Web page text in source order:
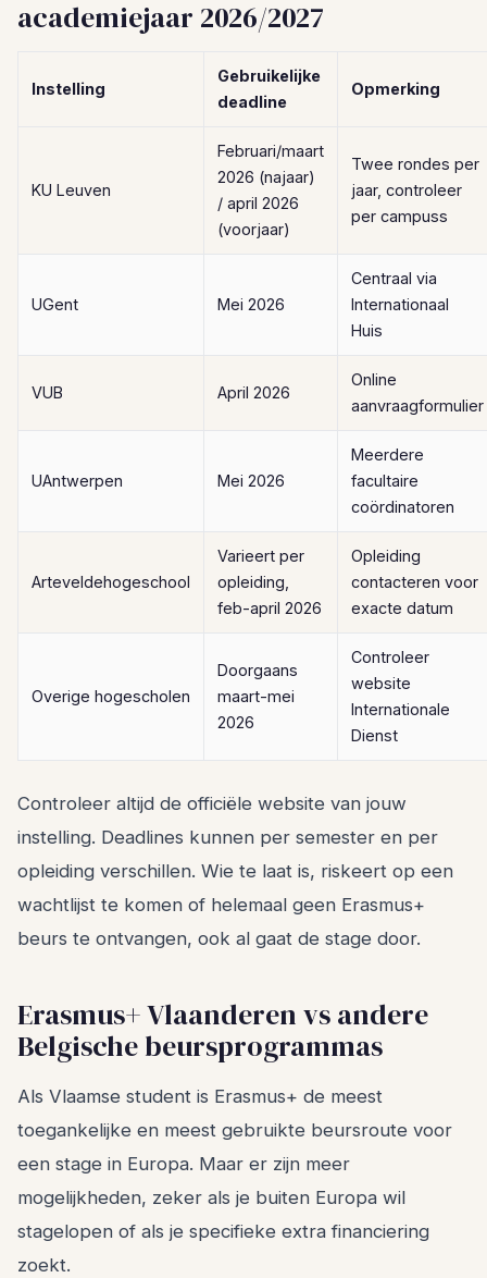
academiejaar 2026/2027
Instelling
Gebruikelijke
deadline
Opmerking
KU Leuven
Februari/maart
2026 (najaar)
/ april 2026
(voorjaar)
Twee rondes per
jaar, controleer
per campuss
UGent Mei 2026
Centraal via
Internationaal
Huis
VUB April 2026
Online
aanvraagformulier
UAntwerpen Mei 2026
Meerdere
facultaire
coördinatoren
Arteveldehogeschool
Varieert per
opleiding,
feb-april 2026
Opleiding
contacteren voor
exacte datum
Overige hogescholen
Doorgaans
maart-mei
2026
Controleer
website
Internationale
Dienst
Controleer altijd de officiële website van jouw
instelling. Deadlines kunnen per semester en per
opleiding verschillen. Wie te laat is, riskeert op een
wachtlijst te komen of helemaal geen Erasmus+
beurs te ontvangen, ook al gaat de stage door.
Erasmus+ Vlaanderen vs andere
Belgische beursprogrammas
Als Vlaamse student is Erasmus+ de meest
toegankelijke en meest gebruikte beursroute voor
een stage in Europa. Maar er zijn meer
mogelijkheden, zeker als je buiten Europa wil
stagelopen of als je specifieke extra financiering
zoekt.